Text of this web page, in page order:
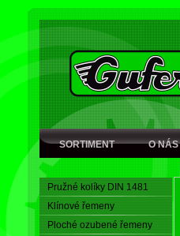
SORTIMENT O NÁS
Pružné kolíky DIN 1481
Klínové řemeny
Ploché ozubené řemeny